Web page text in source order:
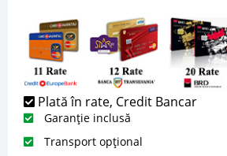
Plată în rate, Credit Bancar
Garanție inclusă
Transport opțional